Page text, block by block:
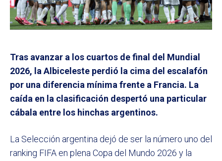
Tras avanzar a los cuartos de final del Mundial
2026, la Albiceleste perdió la cima del escalafón
por una diferencia mínima frente a Francia. La
caída en la clasificación despertó una particular
cábala entre los hinchas argentinos.
La Selección argentina dejó de ser la número uno del
ranking FIFA en plena Copa del Mundo 2026 y la